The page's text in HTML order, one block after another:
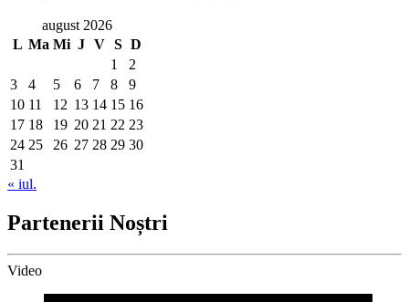
august 2026
L Ma Mi J V S D
1
2
3
4 5 6 7 8
9
10 11 12 13 14 15 16
17 18 19 20 21 22 23
24 25 26 27 28 29 30
31
« iul.
Partenerii Noștri
Video